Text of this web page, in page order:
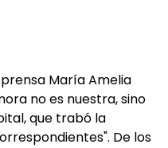
María Amelia
no es nuestra, sino
que trabó la
De los